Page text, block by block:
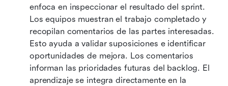
enfoca en inspeccionar el resultado del sprint.
Los equipos muestran el trabajo completado y
recopilan comentarios de las partes interesadas.
Esto ayuda a validar suposiciones e identificar
oportunidades de mejora. Los comentarios
informan las prioridades futuras del backlog. El
aprendizaje se integra directamente en la